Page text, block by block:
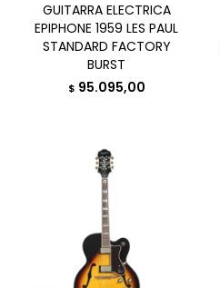
GUITARRA ELECTRICA
EPIPHONE 1959 LES PAUL
STANDARD FACTORY
BURST
$ 95.095,00